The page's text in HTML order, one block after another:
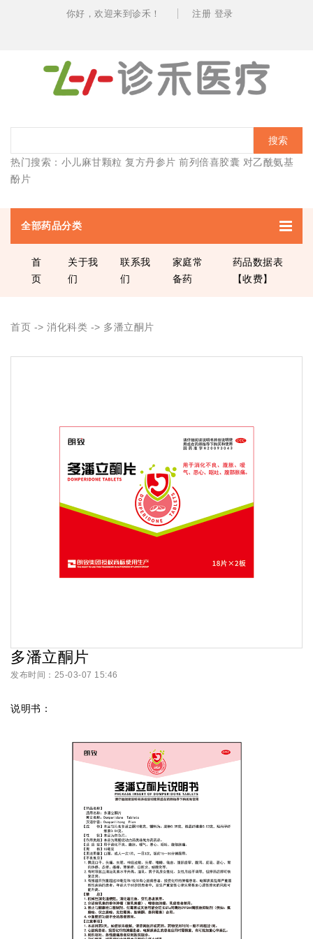
你好，欢迎来到诊禾！ 注册 登录
搜索
热门搜索： 小儿麻甘颗粒 复方丹参片 前列倍喜胶囊 对乙酰氨基
酚片
全部药品分类
首
页
关于我
们
联系我
们
家庭常
备药
药品数据表
【收费】
首页 -> 消化科类 -> 多潘立酮片
多潘立酮片
发布时间：25-03-07 15:46
说明书：